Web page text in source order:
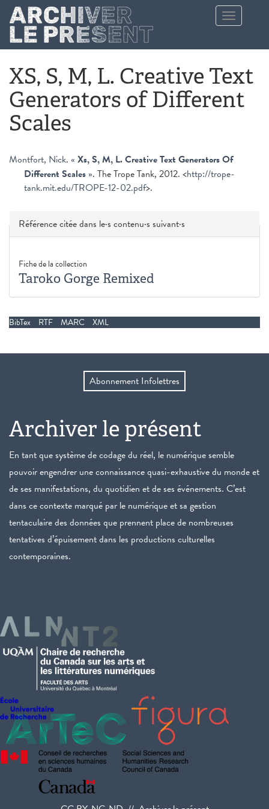
Aller au contenu principal
Toggle
navigation
XS, S, M, L. Creative Text
Generators of Different
Scales
Montfort, Nick. « Xs, S, M, L. Creative Text Generators Of
Different Scales ». The Trope Tank, 2012. <http://trope-
tank.mit.edu/TROPE-12-02.pdf>.
Masquer
Référence citée dans le·s contenu·s suivant·s
Fiche de la collection
Taroko Gorge Remixed
BibTex RTF MARC XML
Abonnement Infolettres
Archiver le présent
En tant que système de codage du réel, le numérique semble
pouvoir engendrer une connaissance quasi-exhaustive du monde et
de ses manifestations, du quotidien et de ses événements. C’est
dans ce contexte marqué par le numérique et sa gestion
tentaculaire des données que prennent place de nombreuses
tentatives d’épuisement dans les productions culturelles
contemporaines.